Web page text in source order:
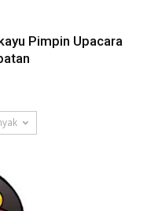
Pimpin Upacara